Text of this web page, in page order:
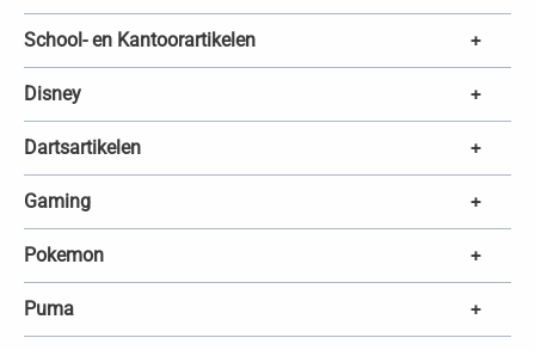
School- en Kantoorartikelen +
Disney +
Dartsartikelen +
Gaming +
Pokemon +
Puma +